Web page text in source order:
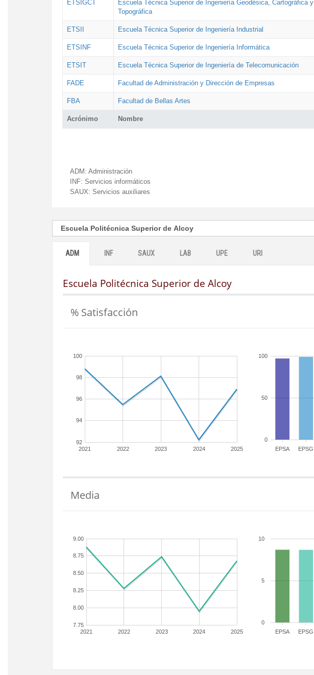
Acrónimo Nombre
ETSIGCT
Escuela Técnica Superior de Ingeniería Geodésica, Cartográfica y
Topográfica
ETSII Escuela Técnica Superior de Ingeniería Industrial
ETSINF Escuela Técnica Superior de Ingeniería Informática
ETSIT Escuela Técnica Superior de Ingeniería de Telecomunicación
FADE Facultad de Administración y Dirección de Empresas
FBA Facultad de Bellas Artes
ADM: Administración
INF: Servicios informáticos
SAUX: Servicios auxiliares
ADM INF SAUX LAB UPE URI
Escuela Politécnica Superior de Alcoy
% Satisfacción
2021 2022 2023 2024 2025
92
94
96
98
100
EPSA EPSG
0
50
100
Media
2021 2022 2023 2024 2025
7.75
8.00
8.25
8.50
8.75
9.00
EPSA EPSG
0
5
10